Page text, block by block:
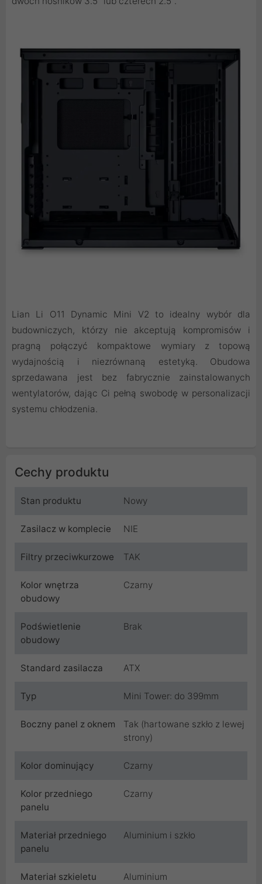
Lian Li O11 Dynamic Mini V2 to idealny wybór dla
budowniczych, którzy nie akceptują kompromisów i
pragną połączyć kompaktowe wymiary z topową
wydajnością i niezrównaną estetyką. Obudowa
sprzedawana jest bez fabrycznie zainstalowanych
wentylatorów, dając Ci pełną swobodę w personalizacji
systemu chłodzenia.
Cechy produktu
Stan produktu Nowy
Zasilacz w komplecie NIE
Filtry przeciwkurzowe TAK
Kolor wnętrza
obudowy
Czarny
Podświetlenie
obudowy
Brak
Standard zasilacza ATX
Typ Mini Tower: do 399mm
Boczny panel z oknem
Tak (hartowane szkło z lewej
strony)
Kolor dominujący Czarny
Kolor przedniego
panelu
Czarny
Materiał przedniego
panelu
Aluminium i szkło
Materiał szkieletu
Aluminium